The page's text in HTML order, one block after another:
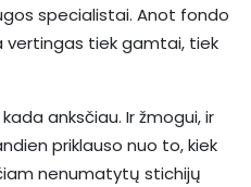
specialistai. Anot fondo
vertingas tiek gamtai, tiek
anksčiau. Ir žmogui, ir
priklauso nuo to, kiek
nenumatytų stichijų